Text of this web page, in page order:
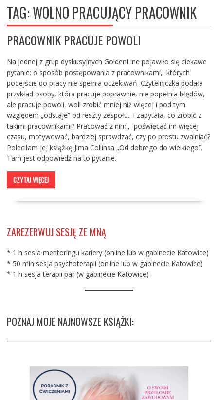
TAG:WOLNO PRACUJĄCY PRACOWNIK
PRACOWNIK PRACUJE POWOLI
Na jednej z grup dyskusyjnych GoldenLine pojawiło się ciekawe
pytanie: o sposób postępowania z pracownikami, których
podejście do pracy nie spełnia oczekiwań. Czytelniczka podała
przykład osoby, która pracuje poprawnie, nie popełnia błędów,
ale pracuje powoli, woli zrobić mniej niż więcej i pod tym
względem „odstaje” od reszty zespołu.. I zapytała, co zrobić z
takimi pracownikami? Pracować z nimi, poświęcać im więcej
czasu, motywować, bardziej sprawdzać, czy po prostu zwalniać?
Poleciłam jej książkę Jima Collinsa „Od dobrego do wielkiego”.
Tam jest odpowiedź na to pytanie.
CZYTAJ WIĘCEJ
ZAREZERWUJ SESJĘ ZE MNĄ
* 1 h sesja mentoringu kariery (online lub w gabinecie Katowice)
* 50 min sesja psychoterapii (online lub w gabinecie Katowice)
* 1 h sesja terapii par (w gabinecie Katowice)
POZNAJ MOJE NAJNOWSZE KSIĄŻKI: